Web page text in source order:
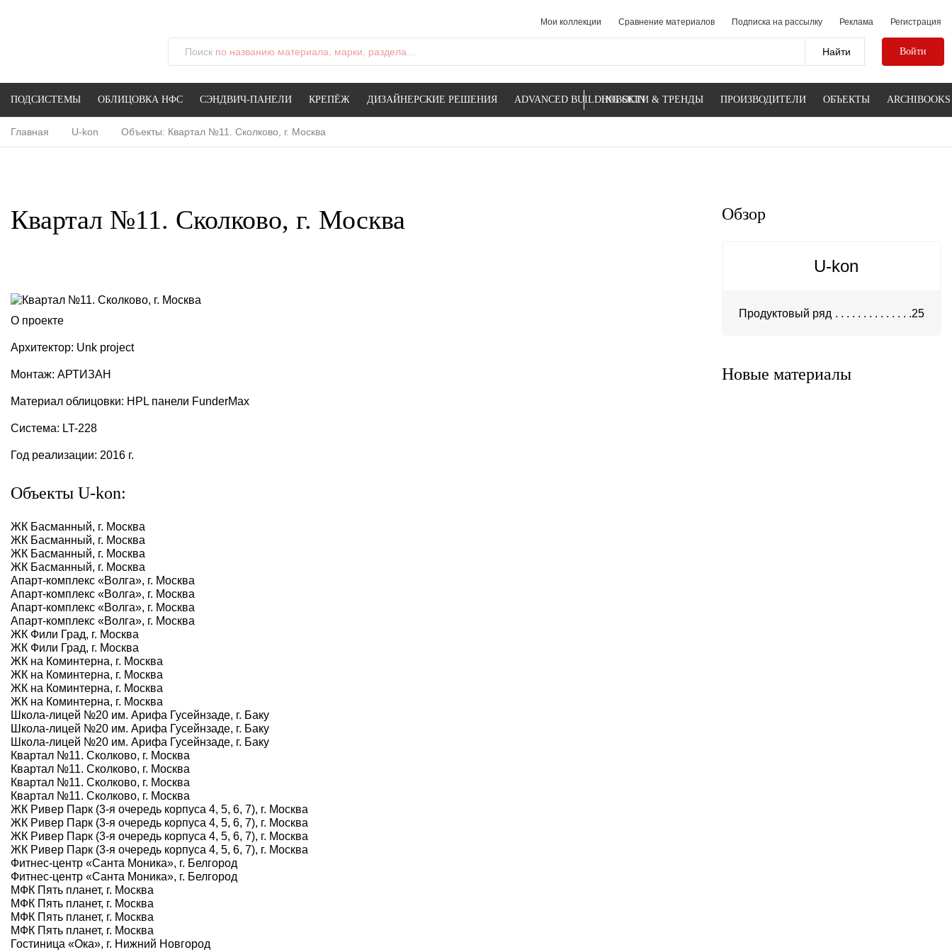
Мои коллекции Сравнение материалов Подписка на рассылку Реклама Регистрация
Поиск по названию материала, марки, раздела... Войти
ПОДСИСТЕМЫ ОБЛИЦОВКА НФС СЭНДВИЧ-ПАНЕЛИ КРЕПЁЖ ДИЗАЙНЕРСКИЕ РЕШЕНИЯ ADVANCED BUILDING SKINНОВОСТИ & ТРЕНДЫ ПРОИЗВОДИТЕЛИ ОБЪЕКТЫ ARCHIBOOKS
Главная U-kon Объекты: Квартал №11. Сколково, г. Москва
Квартал №11. Сколково, г. Москва
О проекте
Архитектор: Unk project
Монтаж: АРТИЗАН
Материал облицовки: HPL панели FunderMax
Система: LT-228
Год реализации: 2016 г.
Объекты U-kon:
ЖК Басманный, г. Москва
ЖК Басманный, г. Москва
ЖК Басманный, г. Москва
ЖК Басманный, г. Москва
Апарт-комплекс «Волга», г. Москва
Апарт-комплекс «Волга», г. Москва
Апарт-комплекс «Волга», г. Москва
Апарт-комплекс «Волга», г. Москва
ЖК Фили Град, г. Москва
ЖК Фили Град, г. Москва
ЖК на Коминтерна, г. Москва
ЖК на Коминтерна, г. Москва
ЖК на Коминтерна, г. Москва
ЖК на Коминтерна, г. Москва
Школа-лицей №20 им. Арифа Гусейнзаде, г. Баку
Школа-лицей №20 им. Арифа Гусейнзаде, г. Баку
Школа-лицей №20 им. Арифа Гусейнзаде, г. Баку
Квартал №11. Сколково, г. Москва
Квартал №11. Сколково, г. Москва
Квартал №11. Сколково, г. Москва
Квартал №11. Сколково, г. Москва
ЖК Ривер Парк (3-я очередь корпуса 4, 5, 6, 7), г. Москва
ЖК Ривер Парк (3-я очередь корпуса 4, 5, 6, 7), г. Москва
ЖК Ривер Парк (3-я очередь корпуса 4, 5, 6, 7), г. Москва
ЖК Ривер Парк (3-я очередь корпуса 4, 5, 6, 7), г. Москва
Фитнес-центр «Санта Моника», г. Белгород
Фитнес-центр «Санта Моника», г. Белгород
МФК Пять планет, г. Москва
МФК Пять планет, г. Москва
МФК Пять планет, г. Москва
МФК Пять планет, г. Москва
Гостиница «Ока», г. Нижний Новгород
Обзор
U-kon
Продуктовый ряд 25
Новые материалы